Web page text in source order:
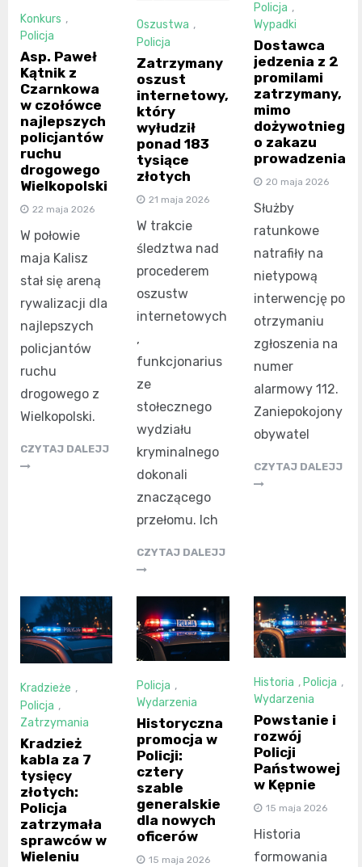
Konkurs ,
Policja
Asp. Paweł
Kątnik z
Czarnkowa
w czołówce
najlepszych
policjantów
ruchu
drogowego
Wielkopolski
22 maja 2026
W połowie
maja Kalisz
stał się areną
rywalizacji dla
najlepszych
policjantów
ruchu
drogowego z
Wielkopolski.
CZYTAJ DALEJJ
Oszustwa ,
Policja
Zatrzymany
oszust
internetowy,
który
wyłudził
ponad 183
tysiące
złotych
21 maja 2026
W trakcie
śledztwa nad
procederem
oszustw
internetowych
,
funkcjonarius
ze
stołecznego
wydziału
kryminalnego
dokonali
znaczącego
przełomu. Ich
CZYTAJ DALEJJ
Policja ,
Wypadki
Dostawca
jedzenia z 2
promilami
zatrzymany,
mimo
dożywotnieg
o zakazu
prowadzenia
20 maja 2026
Służby
ratunkowe
natrafiły na
nietypową
interwencję po
otrzymaniu
zgłoszenia na
numer
alarmowy 112.
Zaniepokojony
obywatel
CZYTAJ DALEJJ
Kradzieże ,
Policja ,
Zatrzymania
Kradzież
kabla za 7
tysięcy
złotych:
Policja
zatrzymała
sprawców w
Wieleniu
Policja ,
Wydarzenia
Historyczna
promocja w
Policji:
cztery
szable
generalskie
dla nowych
oficerów
15 maja 2026
Historia , Policja ,
Wydarzenia
Powstanie i
rozwój
Policji
Państwowej
w Kępnie
15 maja 2026
Historia
formowania